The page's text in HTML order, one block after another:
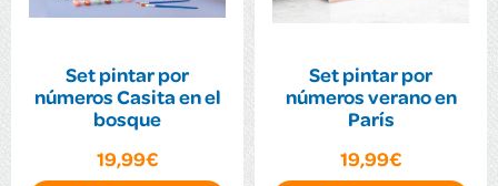
Set pintar por
números Casita en el
bosque
19,99€
Set pintar por
números verano en
París
19,99€